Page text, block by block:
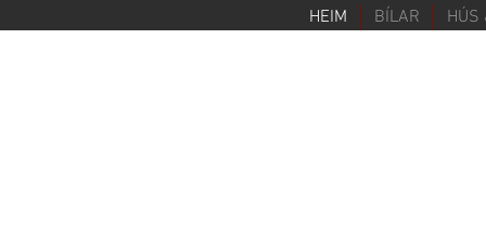
HEIM BÍLAR HÚS